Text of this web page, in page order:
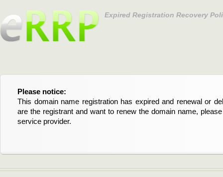
Expired Registration Recovery
Please notice:
This domain name registration has expired and renewal or
are the registrant and want to renew the domain name,
service provider.
Bitte beachten Sie:
Diese Domainregistrierung ist abgelaufen und die
Domain stehen an. Wenn Sie der Registrant sind und
verlängern möchten, kontaktieren Sie bitte Ihren Service-